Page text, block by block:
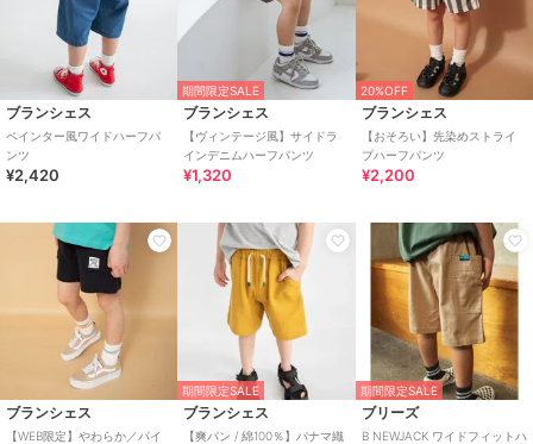
ブランシェス
ペインター風ワイドハーフパ
ンツ
¥2,420
期間限定SALE
ブランシェス
【ヴィンテージ風】サイドラ
インデニムハーフパンツ
¥1,320
20%OFF
ブランシェス
【おそろい】先染めストライ
プハーフパンツ
¥2,200
ブランシェス
【WEB限定】やわらか／パイ
期間限定SALE
ブランシェス
【爽パン / 綿100％】パナマ織
期間限定SALE
ブリーズ
B NEWJACK ワイドフィットハ